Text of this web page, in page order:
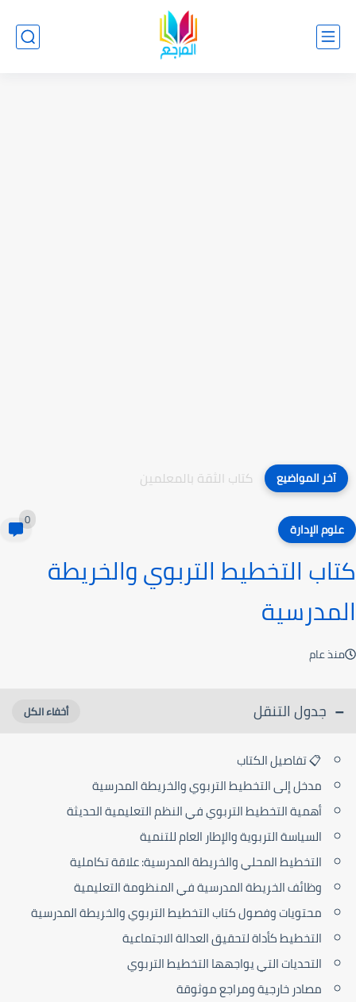
آخر المواضيع كتاب الثقة بالمعلمين
علوم الإدارة 0
كتاب التخطيط التربوي والخريطة
المدرسية
منذ عام
جدول التنقل
📋 تفاصيل الكتاب
مدخل إلى التخطيط التربوي والخريطة المدرسية
أهمية التخطيط التربوي في النظم التعليمية الحديثة
السياسة التربوية والإطار العام للتنمية
التخطيط المحلي والخريطة المدرسية: علاقة تكاملية
وظائف الخريطة المدرسية في المنظومة التعليمية
محتويات وفصول كتاب التخطيط التربوي والخريطة المدرسية
التخطيط كأداة لتحقيق العدالة الاجتماعية
التحديات التي يواجهها التخطيط التربوي
مصادر خارجية ومراجع موثوقة